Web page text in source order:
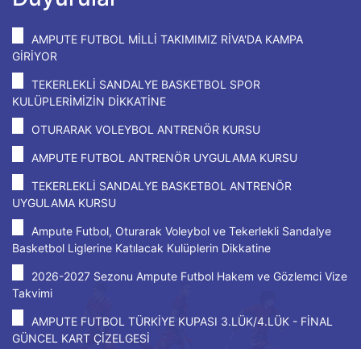
AMPUTE FUTBOL MİLLİ TAKIMIMIZ RİVA'DA KAMPA
GİRİYOR
TEKERLEKLİ SANDALYE BASKETBOL SPOR
KULÜPLERİMİZİN DİKKATİNE
OTURARAK VOLEYBOL ANTRENÖR KURSU
AMPUTE FUTBOL ANTRENÖR UYGULAMA KURSU
TEKERLEKLİ SANDALYE BASKETBOL ANTRENÖR
UYGULAMA KURSU
Ampute Futbol, Oturarak Voleybol ve Tekerlekli Sandalye
Basketbol Liglerine Katılacak Kulüplerin Dikkatine
2026-2027 Sezonu Ampute Futbol Hakem ve Gözlemci Vize
Takvimi
AMPUTE FUTBOL TÜRKİYE KUPASI 3.LÜK/4.LÜK - FİNAL
GÜNCEL KART ÇİZELGESİ